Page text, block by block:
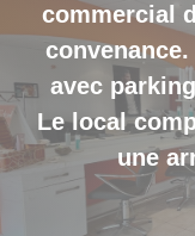
commercial
avec
Le local
une